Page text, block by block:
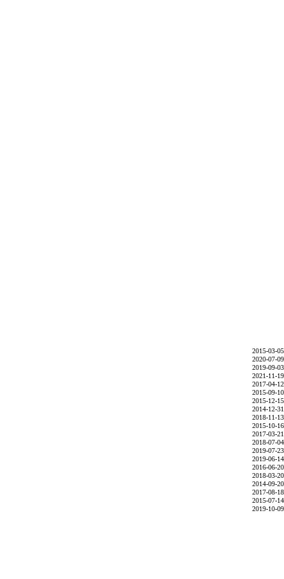
2015-03-05
2020-07-09
2019-09-03
2021-11-19
2017-04-12
2015-09-10
2015-12-15
2014-12-31
2018-11-13
2015-10-16
2017-03-21
2018-07-04
2019-07-23
2019-06-14
2016-06-20
2018-03-20
2014-09-20
2017-08-18
2015-07-14
2019-10-09